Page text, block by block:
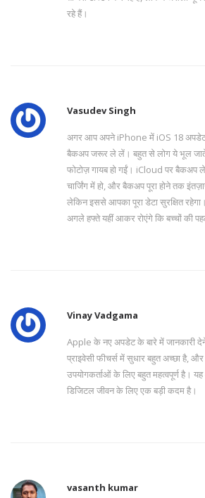
रहे हैं।
Vasudev Singh
अगर आप अपने iPhone में iOS 18
बैकअप जरूर ले लें। बहुत से लोग ये भूल
फोटोज़ गायब हो गईं। iCloud पर बैकअप
चार्जिंग में हो, और बैकअप पूरा होने तक
लेकिन इससे आपका पूरा डेटा सुरक्षित
अगले हफ्ते यहीं आकर रोएंगे कि बच्चों की
Vinay Vadgama
Apple के नए अपडेट के बारे में जानकारी
प्राइवेसी फीचर्स में सुधार बहुत अच्छा है,
उपयोगकर्ताओं के लिए बहुत महत्वपूर्ण है।
डिजिटल जीवन के लिए एक बड़ी कदम है।
vasanth kumar